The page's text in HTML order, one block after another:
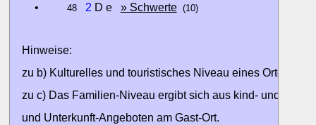
• 48 2 D e » Schwerte (10)
Hinweise:
zu b) Kulturelles und touristisches Niveau eines Ortes
zu c) Das Familien-Niveau ergibt sich aus kind- und
und Unterkunft-Angeboten am Gast-Ort.